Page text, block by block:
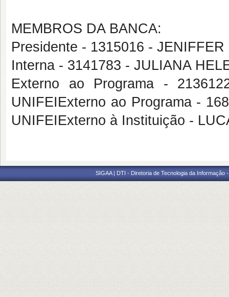
MEMBROS DA BANCA:
Presidente - 1315016 -
Interna - 3141783 - JULIANA
Externo ao Programa -
UNIFEIExterno ao Programa -
UNIFEIExterno à Instituição -
SIGAA | DTI - Diretoria de Tecnologia da